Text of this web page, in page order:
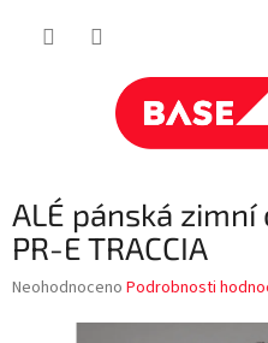
ALÉ pánská
PR-E TRACCIA
Průměrné
Neohodnoceno Podrobnosti